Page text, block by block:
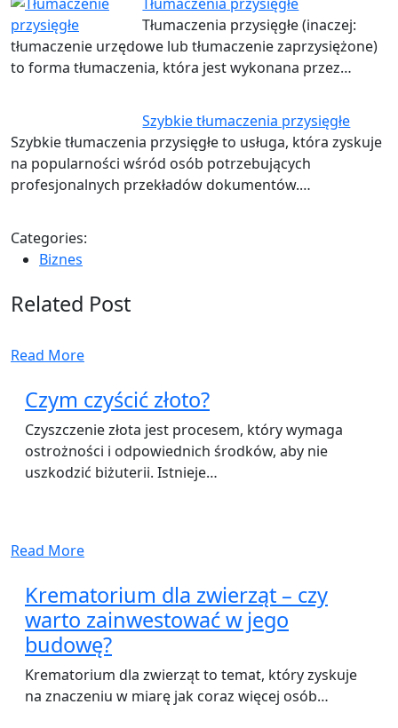
Tłumaczenia przysięgłe (inaczej:
tłumaczenie urzędowe lub tłumaczenie zaprzysiężone)
to forma tłumaczenia, która jest wykonana przez…
Szybkie tłumaczenia przysięgłe
Szybkie tłumaczenia przysięgłe to usługa, która zyskuje
na popularności wśród osób potrzebujących
profesjonalnych przekładów dokumentów.…
Categories:
Biznes
Related Post
Read More
Czym czyścić złoto?
Czyszczenie złota jest procesem, który wymaga
ostrożności i odpowiednich środków, aby nie
uszkodzić biżuterii. Istnieje…
Read More
Krematorium dla zwierząt – czy
warto zainwestować w jego
budowę?
Krematorium dla zwierząt to temat, który zyskuje
na znaczeniu w miarę jak coraz więcej osób…